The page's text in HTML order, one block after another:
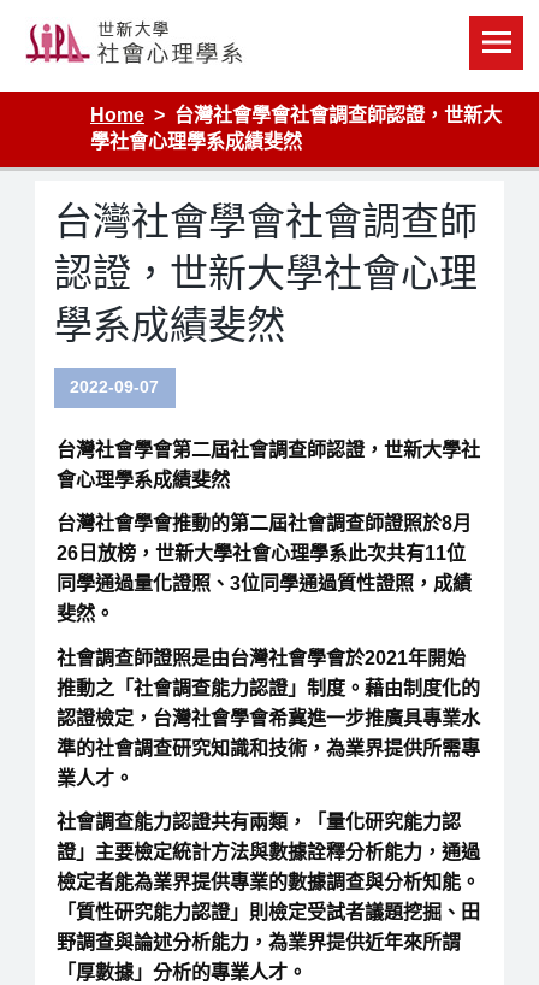
content
Home
台灣社會學會社會調查師認證，世新大
學社會心理學系成績斐然
台灣社會學會社會調查師
認證，世新大學社會心理
學系成績斐然
2022-09-07
台灣社會學會第二屆社會調查師認證，世新大學社
會心理學系成績斐然
台灣社會學會推動的第二屆社會調查師證照於8月
26日放榜，世新大學社會心理學系此次共有11位
同學通過量化證照、3位同學通過質性證照，成績
斐然。
社會調查師證照是由台灣社會學會於2021年開始
推動之「社會調查能力認證」制度。藉由制度化的
認證檢定，台灣社會學會希冀進一步推廣具專業水
準的社會調查研究知識和技術，為業界提供所需專
業人才。
社會調查能力認證共有兩類，「量化研究能力認
證」主要檢定統計方法與數據詮釋分析能力，通過
檢定者能為業界提供專業的數據調查與分析知能。
「質性研究能力認證」則檢定受試者議題挖掘、田
野調查與論述分析能力，為業界提供近年來所謂
「厚數據」分析的專業人才。